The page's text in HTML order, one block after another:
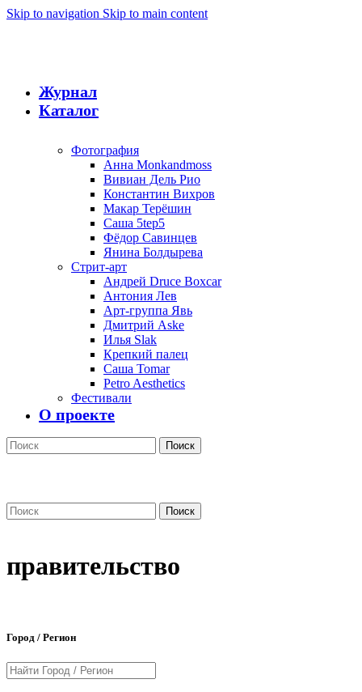
Skip to navigation Skip to main content
Журнал
Каталог
Фотография
Анна Monkandmoss
Вивиан Дель Рио
Константин Вихров
Макар Терёшин
Саша 5tep5
Фёдор Савинцев
Янина Болдырева
Стрит-арт
Андрей Druce Boxcar
Антония Лев
Арт-группа Явь
Дмитрий Aske
Илья Slak
Крепкий палец
Саша Tomar
Petro Aesthetics
Фестивали
О проекте
Поиск
Поиск
правительство
Город / Регион